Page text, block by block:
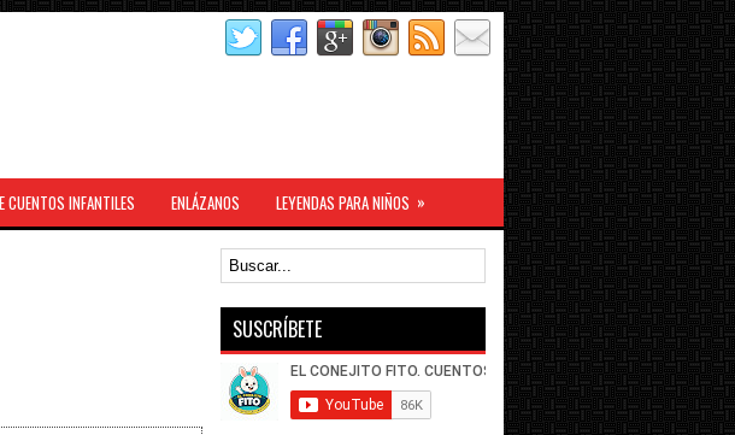
CUENTOS INFANTILES ENLÁZANOS LEYENDAS PARA NIÑOS »
SUSCRÍBETE